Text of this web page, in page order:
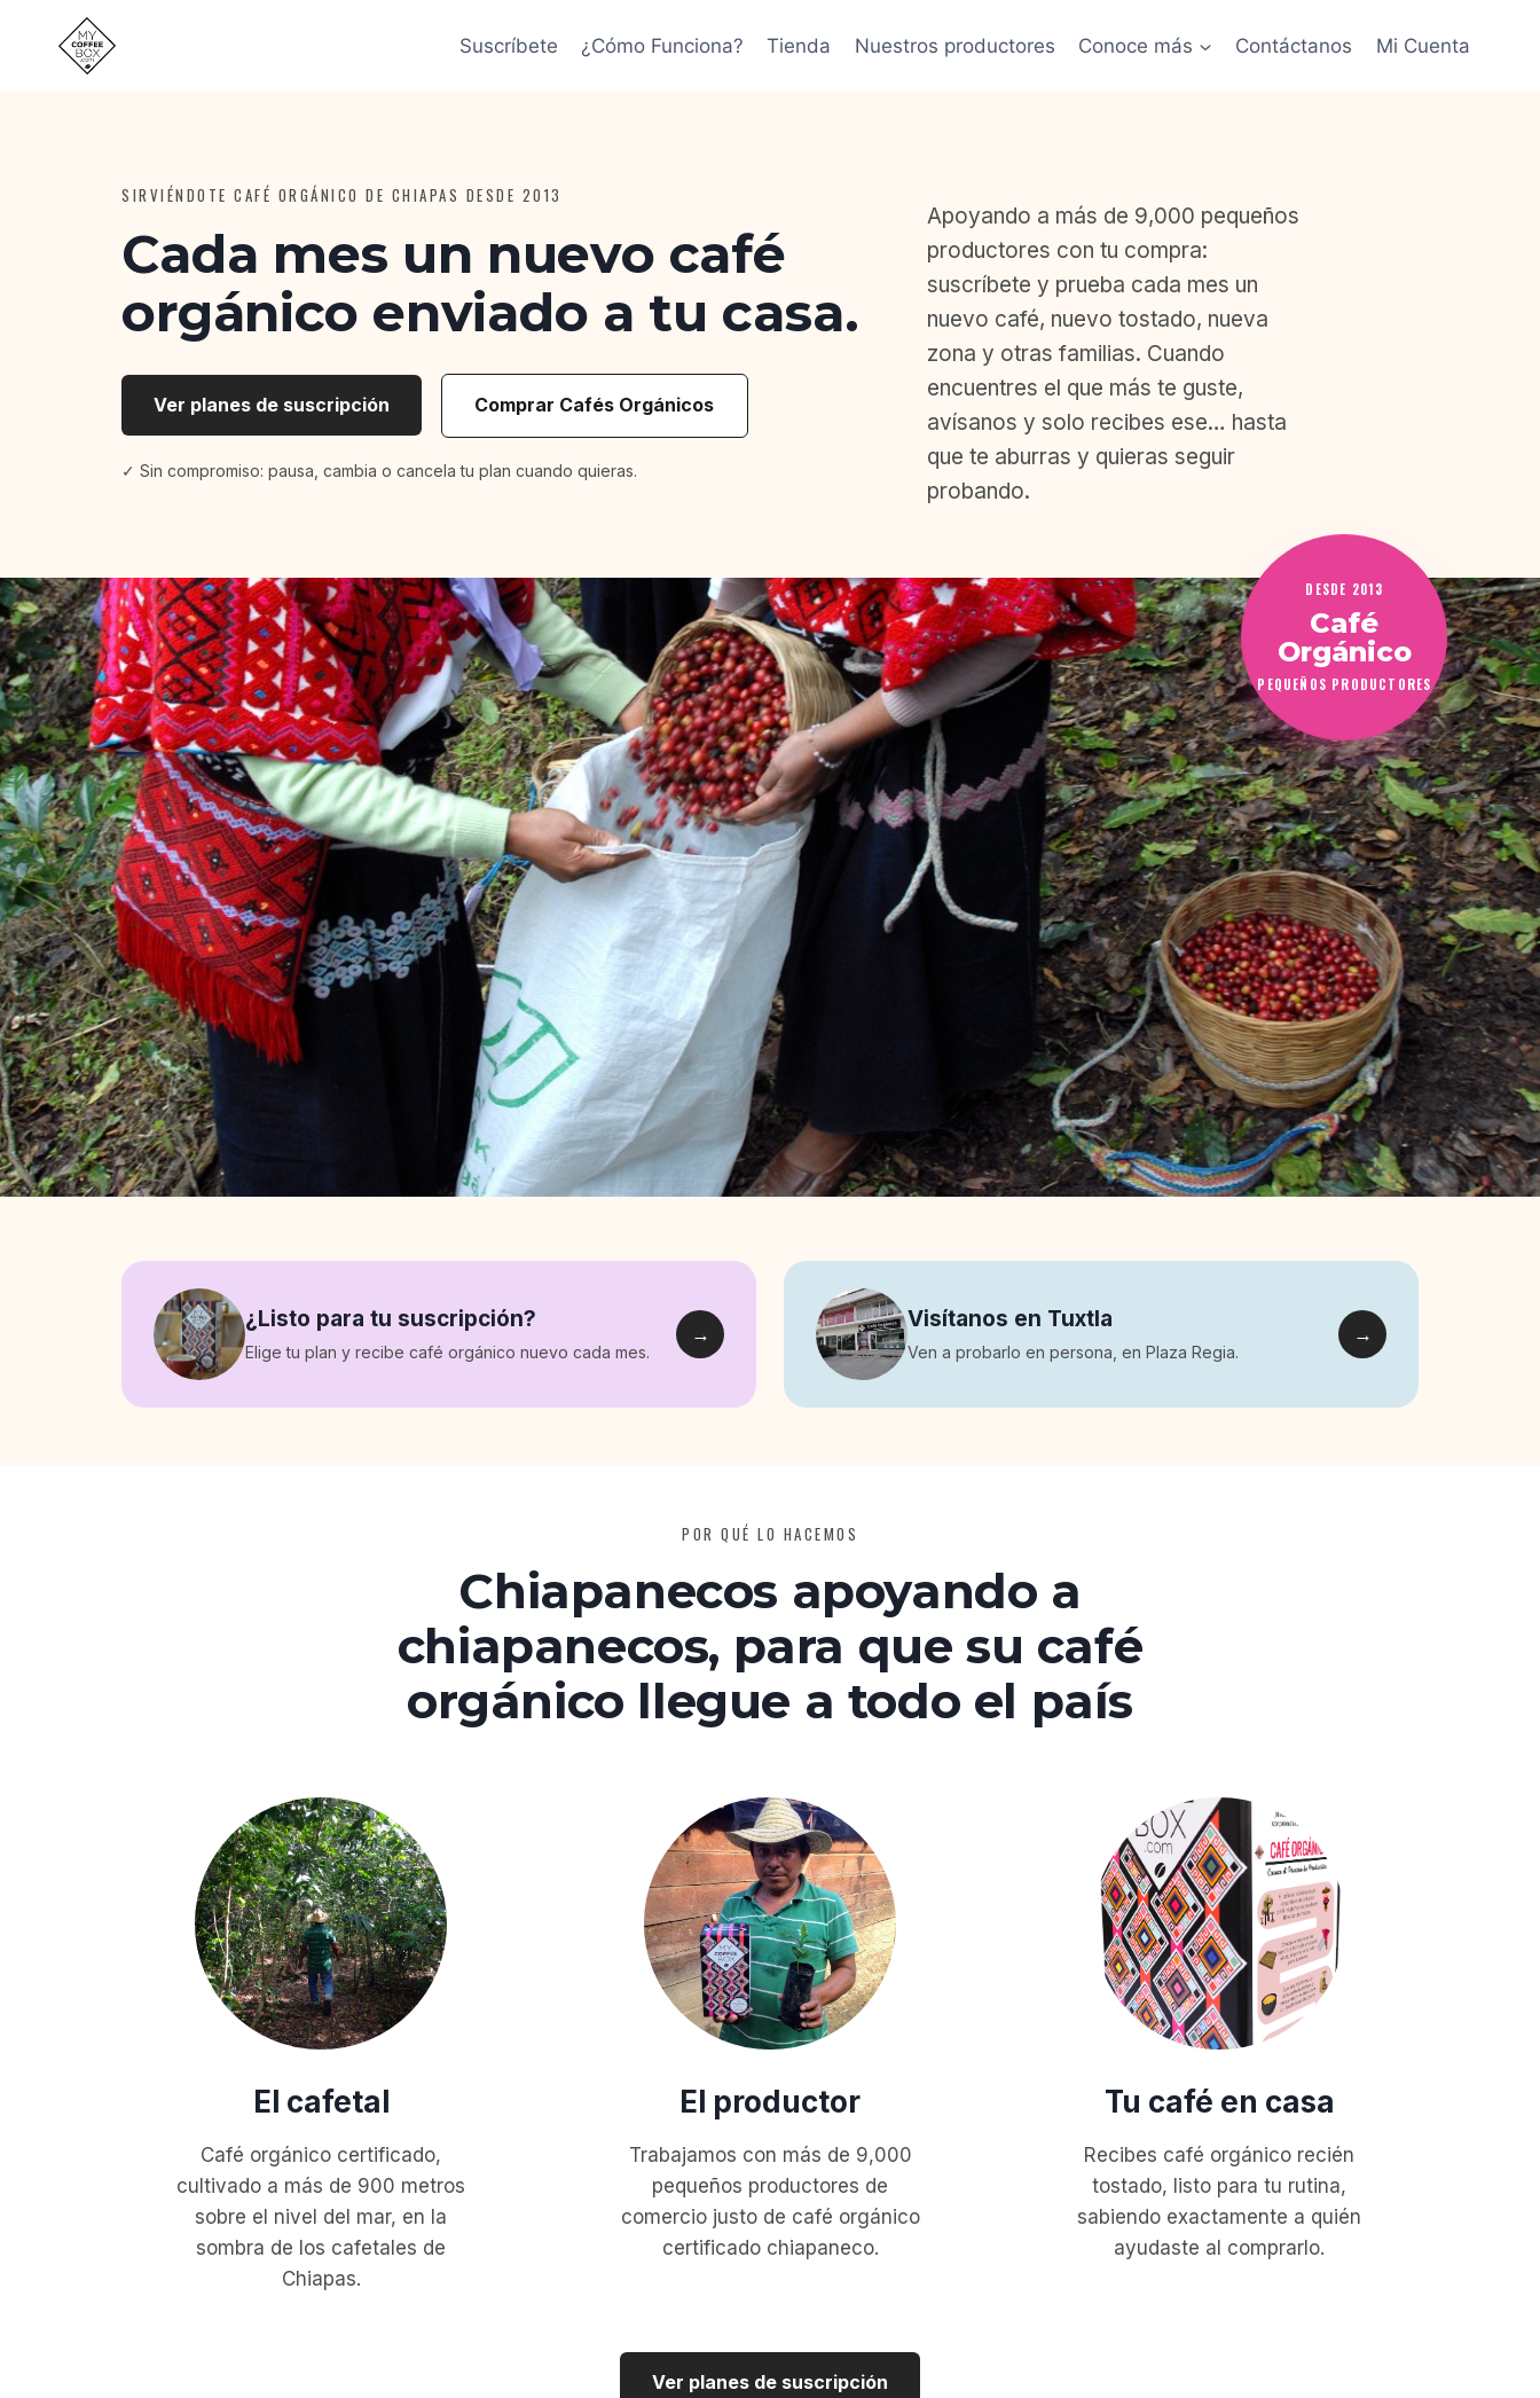
contenido
Suscríbete ¿Cómo Funciona? Tienda Nuestros productores Conoce más Contáctanos Mi Cuenta
SIRVIÉNDOTE CAFÉ ORGÁNICO DE CHIAPAS DESDE 2013
Cada mes un nuevo café
orgánico enviado a tu casa.
Ver planes de suscripción Comprar Cafés Orgánicos
✓ Sin compromiso: pausa, cambia o cancela tu plan cuando quieras.
Apoyando a más de 9,000 pequeños
productores con tu compra:
suscríbete y prueba cada mes un
nuevo café, nuevo tostado, nueva
zona y otras familias. Cuando
encuentres el que más te guste,
avísanos y solo recibes ese… hasta
que te aburras y quieras seguir
probando.
DESDE 2013
Café
Orgánico
PEQUEÑOS PRODUCTORES
¿Listo para tu suscripción?
Elige tu plan y recibe café orgánico nuevo cada mes.
→
Visítanos en Tuxtla
Ven a probarlo en persona, en Plaza Regia.
→
POR QUÉ LO HACEMOS
Chiapanecos apoyando a
chiapanecos, para que su café
orgánico llegue a todo el país
El cafetal
Café orgánico certificado,
cultivado a más de 900 metros
sobre el nivel del mar, en la
sombra de los cafetales de
Chiapas.
El productor
Trabajamos con más de 9,000
pequeños productores de
comercio justo de café orgánico
certificado chiapaneco.
Tu café en casa
Recibes café orgánico recién
tostado, listo para tu rutina,
sabiendo exactamente a quién
ayudaste al comprarlo.
Ver planes de suscripción